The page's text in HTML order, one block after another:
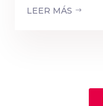
LEER MÁS